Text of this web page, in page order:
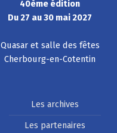
40ème édition
Du 27 au 30 mai 2027
Quasar et salle des fêtes
Cherbourg-en-Cotentin
Les archives
Les partenaires